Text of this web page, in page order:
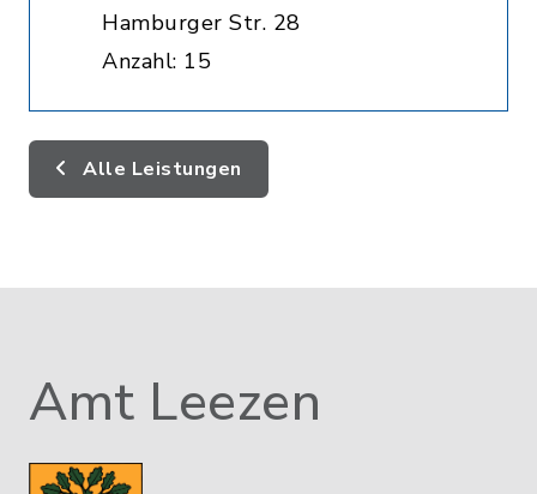
Hamburger Str. 28
Anzahl: 15
Alle Leistungen
Amt Leezen